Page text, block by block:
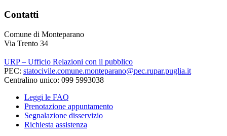
Contatti
Comune di Monteparano
Via Trento 34
URP – Ufficio Relazioni con il pubblico
PEC: statocivile.comune.monteparano@pec.rupar.puglia.it
Centralino unico: 099 5993038
Leggi le FAQ
Prenotazione appuntamento
Segnalazione disservizio
Richiesta assistenza